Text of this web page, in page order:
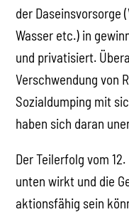
der Daseinsvorsorge
Wasser etc.) in
und privatisiert.
Verschwendung von
Sozialdumping mit
haben sich daran
Der Teilerfolg vom
unten wirkt und die
aktionsfähig sein